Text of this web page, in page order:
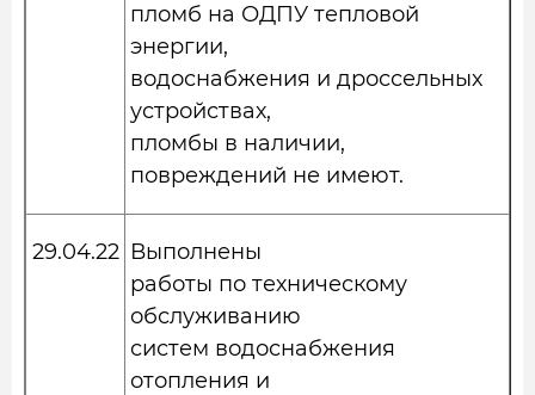
пломб на ОДПУ тепловой
энергии,
водоснабжения и дроссельных
устройствах,
пломбы в наличии,
повреждений не имеют.
29.04.22 Выполнены
работы по техническому
обслуживанию
систем водоснабжения
отопления и